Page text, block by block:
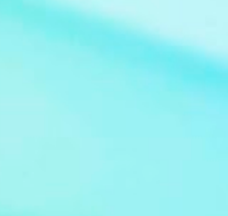
Original: I Dream of Jeannie) Bild: Jeannie at